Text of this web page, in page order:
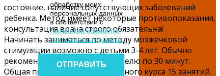
обработку моих
персональных данных
в соответствии с
Политикой обработки
персональных данных
состояние, наличие сопутствующих заболеваний
ребенка. Метод имеет некоторые противопоказания,
консультация врача строго обязательна!
Начинать заниматься по методу мозжечковой
стимуляции возможно с детьми 3-4 лет. Обычно
рекомендуется 3 занятия в неделю по 30 минут.
Общая продолжительность одного курса 15 занятий.